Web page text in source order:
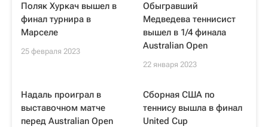
Поляк Хуркач вышел в
финал турнира в
Марселе
25 февраля 2023
Обыгравший
Медведева теннисист
вышел в 1/4 финала
Australian Open
22 января 2023
Надаль проиграл в
выставочном матче
перед Australian Open
Сборная США по
теннису вышла в финал
United Cup